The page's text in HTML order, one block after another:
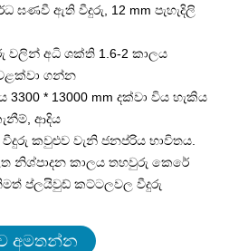
ඝණවී ඇති වීදුරු, 12 mm පැහැදිලි
වලින් අධි ශක්ති 1.6-2 කාලය
ගන්න
* 13000 mm දක්වා විය හැකිය
ආදිය
කවුළුව වැනි ජනප්රිය භාවිතය.
නිශ්පාදන කාලය තහවුරු කෙරේ
ප්ලයිවුඩ් කට්ටලවල වීදුරු
අමතන්න